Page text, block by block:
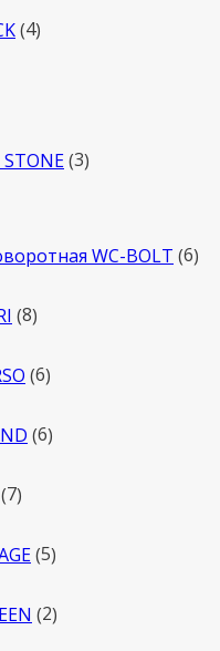
4товара
3товара
WC-BOLT 66
88
66
66
77
55
22